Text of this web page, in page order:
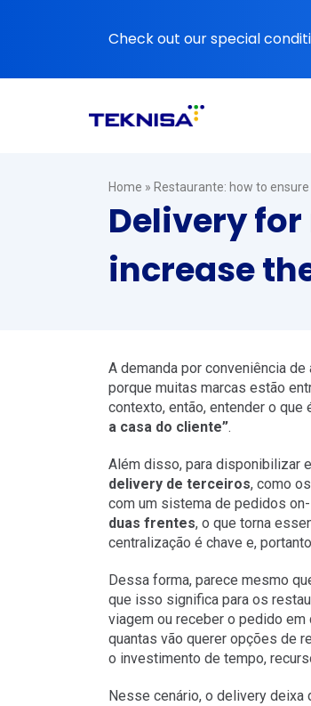
Check out our special
Home » Restaurante: how to
Delivery
increase
A demanda por conveniência
porque muitas marcas estão
contexto, então, entender o que
a casa do cliente”.
Além disso, para disponibilizar
delivery de terceiros, como os
com um sistema de pedidos
duas frentes, o que torna
centralização é chave e,
Dessa forma, parece mesmo
que isso significa para os
viagem ou receber o pedido em
quantas vão querer opções de
o investimento de tempo,
Nesse cenário, o delivery deixa